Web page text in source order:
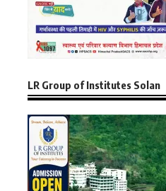
LR Group of Institutes Solan